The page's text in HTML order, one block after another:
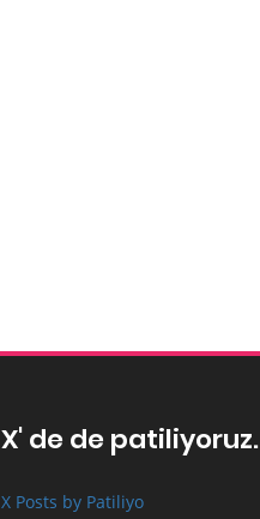
X' de de patiliyoruz.
X Posts by Patiliyo